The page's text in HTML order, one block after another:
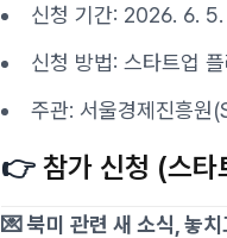
신청 기간: 2026. 6.
신청 방법: 스타트업
주관: 서울경제진흥원
👉 참가 신청 (스타
💌 북미 관련 새 소식, 놓